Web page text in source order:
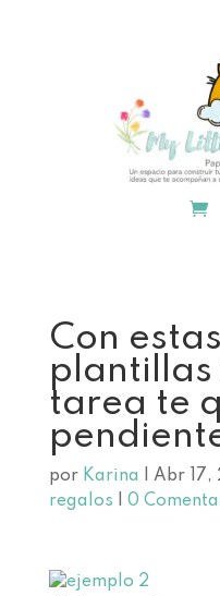
Con
plantillas
tarea te
por Karina Abr 17,
regalos
0